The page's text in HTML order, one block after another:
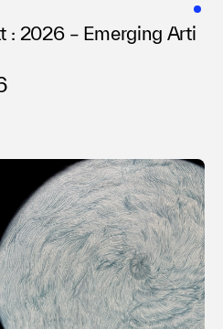
: 2026 – Emerging Arti